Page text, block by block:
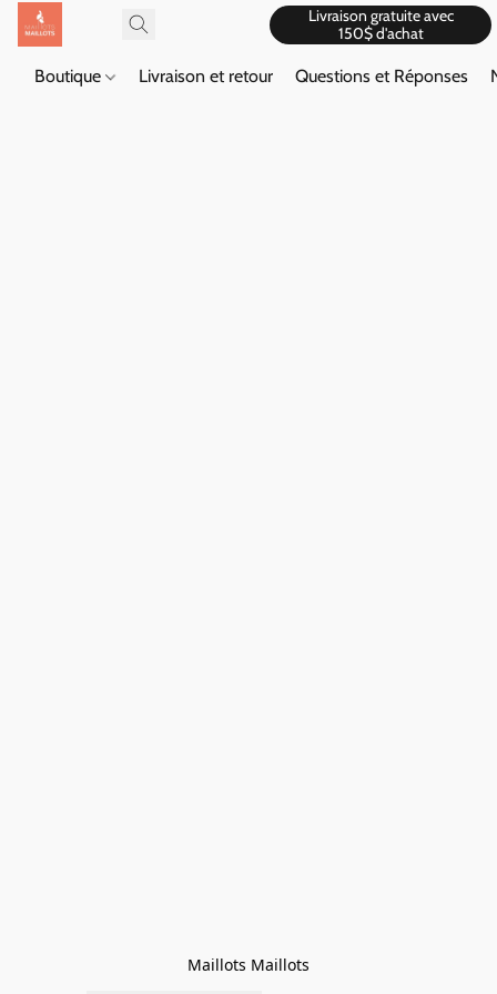
Livraison gratuite avec
150$ d'achat
Boutique Livraison et retour Questions et Réponses
Maillots Maillots